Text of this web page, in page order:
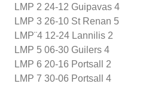
LMP 2 24-12 Guipavas 4
LMP 3 26-10 St Renan 5
LMP¨4 12-24 Lannilis 2
LMP 5 06-30 Guilers 4
LMP 6 20-16 Portsall 2
LMP 7 30-06 Portsall 4